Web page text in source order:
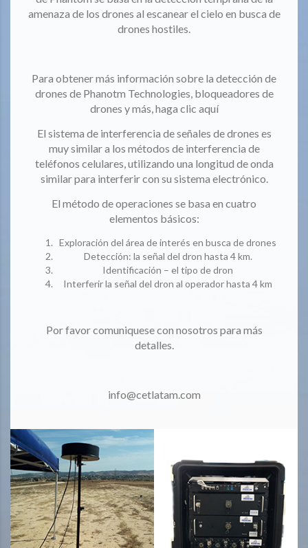
amenaza de los drones al escanear el cielo en busca de
drones hostiles.
Para obtener más información sobre la detección de
drones de Phanotm Technologies, bloqueadores de
drones y más, haga clic aquí
El sistema de interferencia de señales de drones es
muy similar a los métodos de interferencia de
teléfonos celulares, utilizando una longitud de onda
similar para interferir con su sistema electrónico.
El método de operaciones se basa en cuatro
elementos básicos:
Exploración del área de interés en busca de drones
Detección: la señal del dron hasta 4 km.
Identificación – el tipo de dron
Interferir la señal del dron al operador hasta 4 km
Por favor comuniquese con nosotros para más
detalles.
info@cetlatam.com